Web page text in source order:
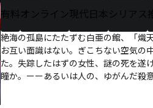
有料 オンライン 現代日本 シリアス
絶海の孤島にたたずむ白亜の館、「熾
お互い面識はない。ぎこちない空気の
た。失踪したはずの女性、謎の死を遂
瞳か。ーーあるいは人の、ゆがんだ殺意